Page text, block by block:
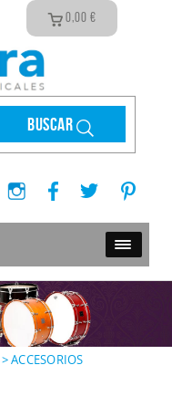
0,00 €
Buscar
>ACCESORIOS